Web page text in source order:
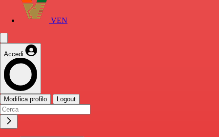
VEN
Accedi
Modifica profilo Logout